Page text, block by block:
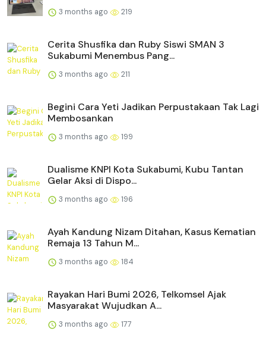
3 months ago 219
Cerita Shusfika dan Ruby Siswi SMAN 3
Sukabumi Menembus Pang...
3 months ago 211
Begini Cara Yeti Jadikan Perpustakaan Tak Lagi
Membosankan
3 months ago 199
Dualisme KNPI Kota Sukabumi, Kubu Tantan
Gelar Aksi di Dispo...
3 months ago 196
Ayah Kandung Nizam Ditahan, Kasus Kematian
Remaja 13 Tahun M...
3 months ago 184
Rayakan Hari Bumi 2026, Telkomsel Ajak
Masyarakat Wujudkan A...
3 months ago 177